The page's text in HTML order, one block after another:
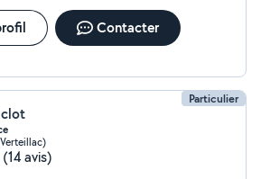
Contacter
Particulier
clot
(14 avis)